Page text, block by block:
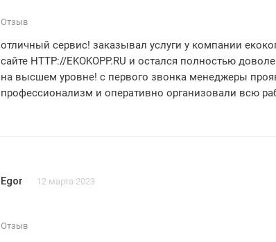
Отзыв
отличный сервис! заказывал услуги у компании
сайте HTTP://EKOKOPP.RU и остался полностью
на высшем уровне! с первого звонка менеджеры
профессионализм и оперативно организовали всю
работу! у вас заслуженные 5 звезд!
Egor 12 марта 2023
Отзыв